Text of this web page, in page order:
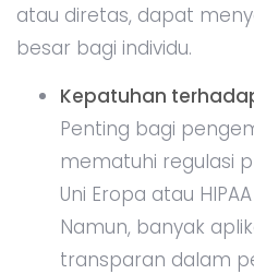
atau diretas, dapat
besar bagi individu.
Kepatuhan
Penting bagi
mematuhi regulasi
Uni Eropa atau
Namun, banyak
transparan dalam